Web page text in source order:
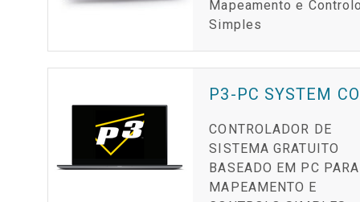
Mapeamento e Controlo
Simples
P3-PC SYSTEM
CONTROLADOR DE
SISTEMA GRATUITO
BASEADO EM PC PARA
MAPEAMENTO E